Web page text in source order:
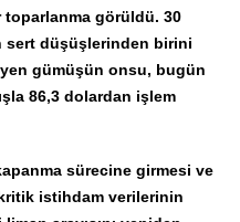
toparlanma görüldü. 30
sert düşüşlerinden birini
gümüşün onsu, bugün
86,3 dolardan işlem
sürecine girmesi ve
istihdam verilerinin